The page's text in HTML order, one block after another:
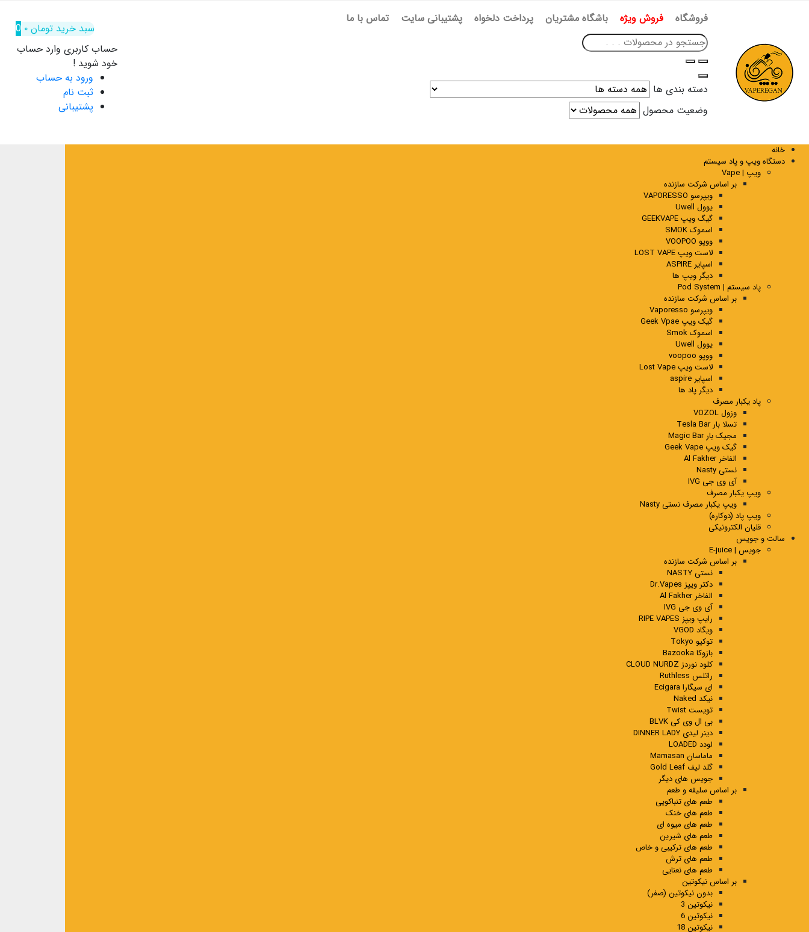
فروشگاه فروش ویژه باشگاه مشتریان پرداخت دلخواه پشتیبانی سایت تماس با ما
دسته بندی ها
وضعیت محصول
سبد خرید تومان۰
0
حساب کاربری وارد حساب
خود شوید !
ورود به حساب
ثبت نام
پشتیبانی
خانه
دستگاه ویپ و پاد سیستم
ویپ | Vape
بر اساس شرکت سازنده
ویپرسو VAPORESSO
یوول Uwell
گیگ ویپ GEEKVAPE
اسموک SMOK
ووپو VOOPOO
لاست ویپ LOST VAPE
اسپایر ASPIRE
دیگر ویپ ها
پاد سیستم | Pod System
بر اساس شرکت سازنده
ویپرسو Vaporesso
گیک ویپ Geek Vpae
اسموک Smok
یوول Uwell
ووپو voopoo
لاست ویپ Lost Vape
اسپایر aspire
دیگر پاد ها
پاد یکبار مصرف
وزول VOZOL
تسلا بار Tesla Bar
مجیک بار Magic Bar
گیک ویپ Geek Vape
الفاخر Al Fakher
نستی Nasty
آی وی جی IVG
ویپ یکبار مصرف
ویپ یکبار مصرف نستی Nasty
ویپ پاد (دوکاره)
قلیان الکترونیکی
سالت و جویس
جویس | E-juice
بر اساس شرکت سازنده
نستی NASTY
دکتر ویپز Dr.Vapes
الفاخر Al Fakher
آی وی جی IVG
رایپ ویپز RIPE VAPES
ویگاد VGOD
توکیو Tokyo
بازوکا Bazooka
کلود نوردز CLOUD NURDZ
راتلس Ruthless
ای سیگارا Ecigara
نیکد Naked
تویست Twist
بی ال وی کی BLVK
دینر لیدی DINNER LADY
لودد LOADED
ماماسان Mamasan
گلد لیف Gold Leaf
جویس های دیگر
بر اساس سلیقه و طعم
طعم های تنباکویی
طعم های خنک
طعم های میوه ای
طعم های شیرین
طعم های ترکیبی و خاص
طعم های ترش
طعم های نعنایی
بر اساس نیکوتین
بدون نیکوتین (صفر)
نیکوتین 3
نیکوتین 6
نیکوتین 18